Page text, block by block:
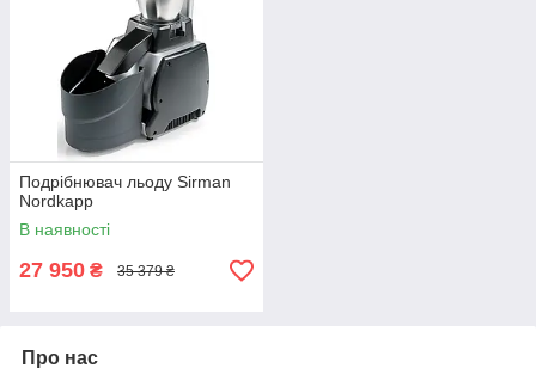
Подрібнювач льоду Sirman
Nordkapp
В наявності
27 950 ₴ 35 379 ₴
Про нас